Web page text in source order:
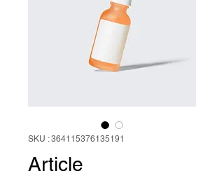
SKU : 364115376135191
Article